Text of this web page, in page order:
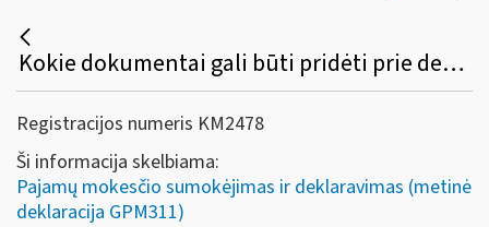
Kokie dokumentai gali būti pridėti prie deklaracijos GPM311 formos?
Registracijos numeris KM2478
Ši informacija skelbiama:
Pajamų mokesčio sumokėjimas ir deklaravimas (metinė
deklaracija GPM311)